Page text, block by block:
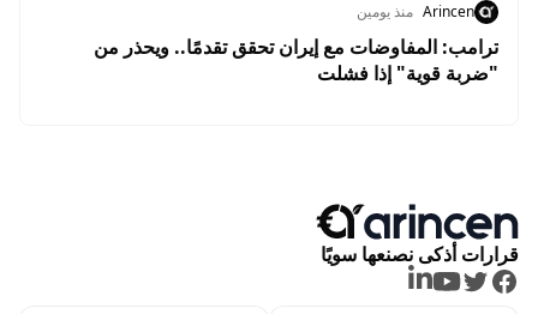
Arincen منذ يومين
ترامب: المفاوضات مع إيران تحقق تقدمًا.. ويحذر من
"ضربة قوية" إذا فشلت
قرارات أذكى نصنعها سويًا
Facebook
Twitter
Youtube
LinkedIn